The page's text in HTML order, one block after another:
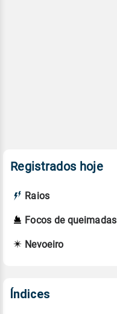
Registrados hoje
Raios
Focos de queimadas
Nevoeiro
Índices